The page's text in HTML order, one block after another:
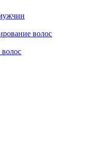
волос